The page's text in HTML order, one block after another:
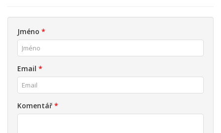
Jméno *
Email *
Komentář *